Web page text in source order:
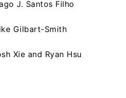
J. Santos Filho
Gilbart-Smith
Xie and Ryan Hsu